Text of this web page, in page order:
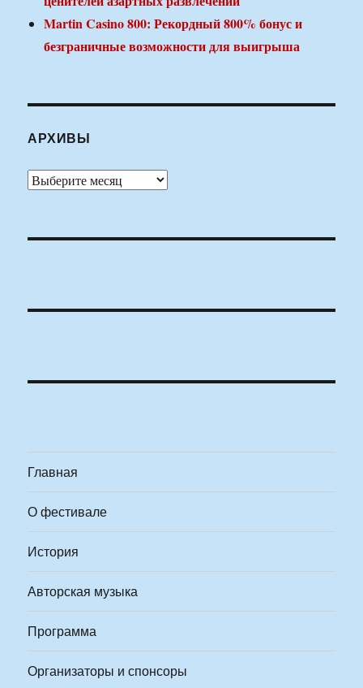
Martin Casino 800: Рекордный 800% бонус и
безграничные возможности для выигрыша
АРХИВЫ
Архивы
Главная
О фестивале
История
Авторская музыка
Программа
Организаторы и спонсоры